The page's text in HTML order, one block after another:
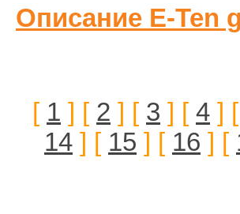
Описание E-Ten
[ 1 ] [ 2 ] [ 3 ] [ 4 ] [
14 ] [ 15 ] [ 16 ] [